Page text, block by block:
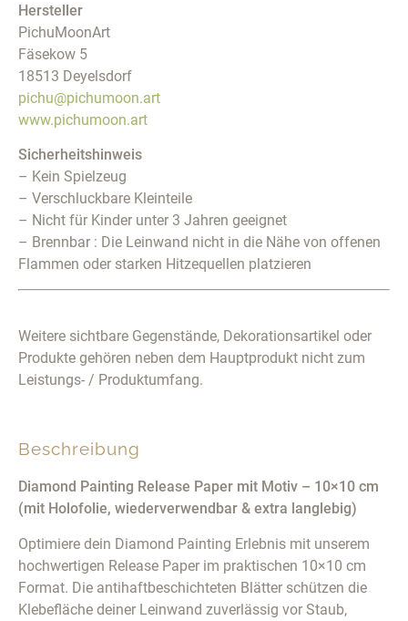
Beschreibung
Diamond Painting Release Paper mit Motiv – 10×10 cm
(mit Holofolie, wiederverwendbar & extra langlebig)
Optimiere dein Diamond Painting Erlebnis mit unserem
hochwertigen Release Paper im praktischen 10×10 cm
Format. Die antihaftbeschichteten Blätter schützen die
Klebefläche deiner Leinwand zuverlässig vor Staub,
Hersteller
PichuMoonArt
Fäsekow 5
18513 Deyelsdorf
pichu@pichumoon.art
www.pichumoon.art
Sicherheitshinweis
– Kein Spielzeug
– Verschluckbare Kleinteile
– Nicht für Kinder unter 3 Jahren geeignet
– Brennbar : Die Leinwand nicht in die Nähe von offenen
Flammen oder starken Hitzequellen platzieren
Weitere sichtbare Gegenstände, Dekorationsartikel oder
Produkte gehören neben dem Hauptprodukt nicht zum
Leistungs- / Produktumfang.